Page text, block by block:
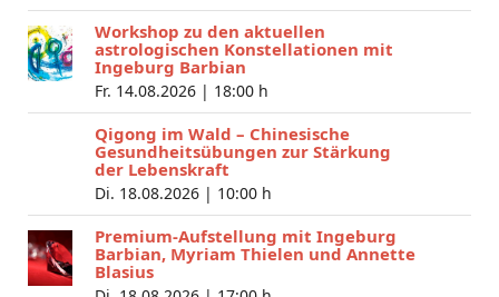
Workshop zu den aktuellen
astrologischen Konstellationen mit
Ingeburg Barbian
Fr. 14.08.2026 | 18:00 h
Qigong im Wald – Chinesische
Gesundheitsübungen zur Stärkung
der Lebenskraft
Di. 18.08.2026 | 10:00 h
Premium-Aufstellung mit Ingeburg
Barbian, Myriam Thielen und Annette
Blasius